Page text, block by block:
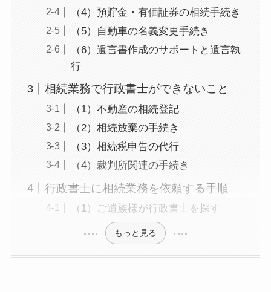
（4）預貯金・有価証券の相続手続き
（5）自動車の名義変更手続き
（6）遺言書作成のサポートと遺言執
行
相続業務で行政書士ができないこと
（1）不動産の相続登記
（2）相続放棄の手続き
（3）相続税申告の代行
（4）裁判所関連の手続き
行政書士に相続業務を依頼する手順
（1）ご遺族様が行政書士を探す
もっと見る